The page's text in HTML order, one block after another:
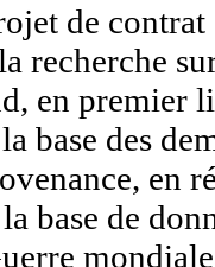
de
recherche
en premier
base des
en
base de